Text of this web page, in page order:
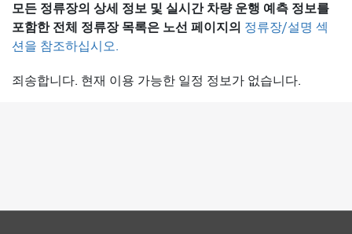
모든 정류장의 상세 정보 및 실시간 차량 운행 예측 정보를
포함한 전체 정류장 목록은 노선 페이지의 정류장/설명 섹
션을 참조하십시오.
죄송합니다. 현재 이용 가능한 일정 정보가 없습니다.